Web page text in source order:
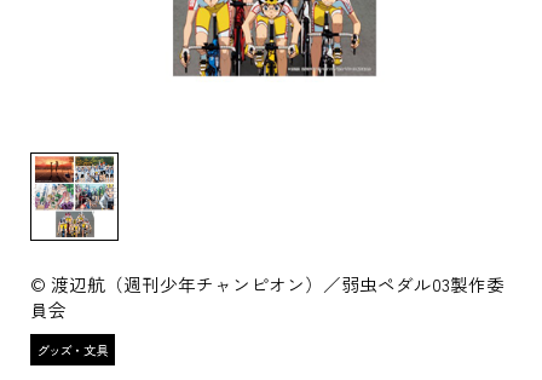
© 渡辺航（週刊少年チャンピオン）／弱虫ペダル03製作委
員会